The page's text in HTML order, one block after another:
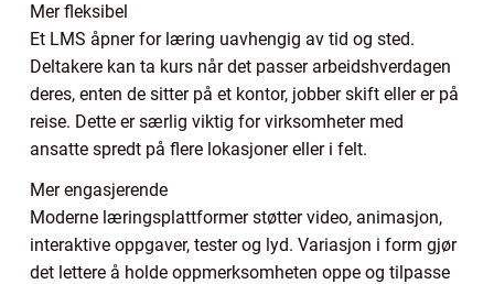
Mer fleksibel
Et LMS åpner for læring uavhengig av tid og sted.
Deltakere kan ta kurs når det passer arbeidshverdagen
deres, enten de sitter på et kontor, jobber skift eller er på
reise. Dette er særlig viktig for virksomheter med
ansatte spredt på flere lokasjoner eller i felt.
Mer engasjerende
Moderne læringsplattformer støtter video, animasjon,
interaktive oppgaver, tester og lyd. Variasjon i form gjør
det lettere å holde oppmerksomheten oppe og tilpasse